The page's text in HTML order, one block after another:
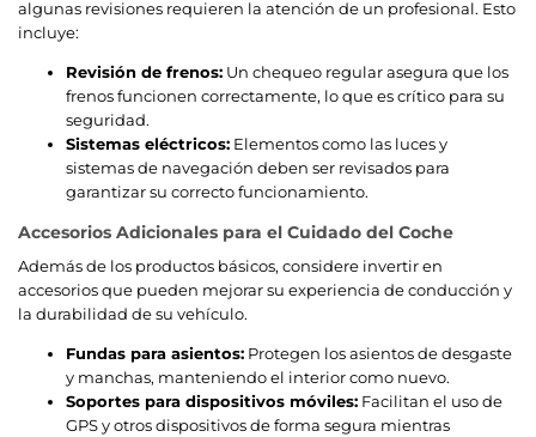
algunas revisiones requieren la atención de un profesional. Esto
incluye:
Revisión de frenos: Un chequeo regular asegura que los
frenos funcionen correctamente, lo que es crítico para su
seguridad.
Sistemas eléctricos: Elementos como las luces y
sistemas de navegación deben ser revisados para
garantizar su correcto funcionamiento.
Accesorios Adicionales para el Cuidado del Coche
Además de los productos básicos, considere invertir en
accesorios que pueden mejorar su experiencia de conducción y
la durabilidad de su vehículo.
Fundas para asientos: Protegen los asientos de desgaste
y manchas, manteniendo el interior como nuevo.
Soportes para dispositivos móviles: Facilitan el uso de
GPS y otros dispositivos de forma segura mientras